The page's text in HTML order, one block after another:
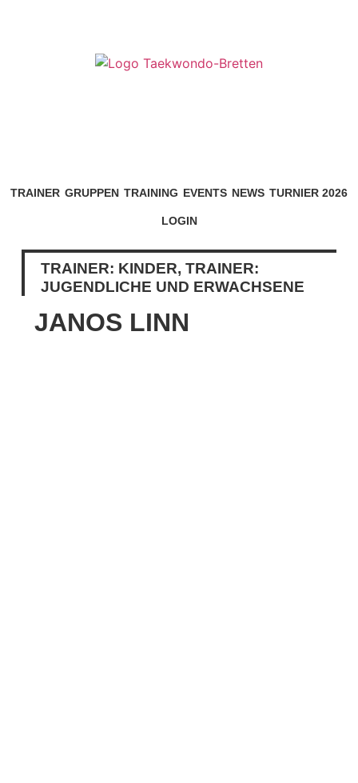
TRAINER GRUPPEN TRAINING EVENTS NEWS TURNIER 2026
LOGIN
TRAINER: KINDER, TRAINER:
JUGENDLICHE UND ERWACHSENE
JANOS LINN